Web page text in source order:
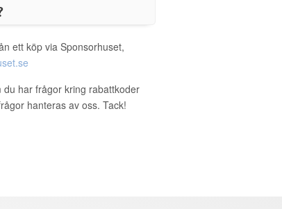
ett köp via Sponsorhuset,
du har frågor kring rabattkoder
hanteras av oss. Tack!